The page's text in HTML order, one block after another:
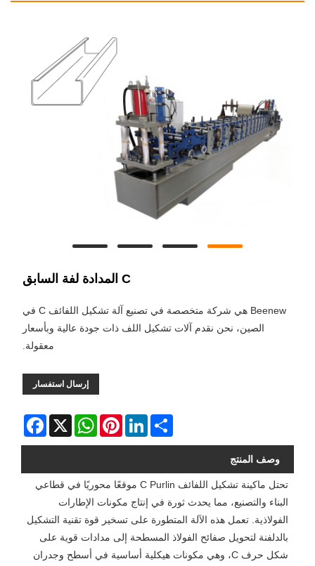
C المدادة لفة السابق
Beenew هي شركة متخصصة في تصنيع آلة تشكيل اللفائف C في
الصين، نحن نقدم آلات تشكيل اللف ذات جودة عالية وبأسعار
معقولة.
إرسال استفسار
Facebook X
WhatsAppPinterestLinkedInShare
وصف المنتج
تحتل ماكينة تشكيل اللفائف C Purlin موقعًا محوريًا في قطاعي
البناء والتصنيع، مما يحدث ثورة في إنتاج مكونات الإطارات
الفولاذية. تعمل هذه الآلة المتطورة على تسخير قوة تقنية التشكيل
بالدلفنة لتحويل صفائح الفولاذ المسطحة إلى مدادات قوية على
شكل حرف C، وهي مكونات هيكلية أساسية في أسطح وجدران